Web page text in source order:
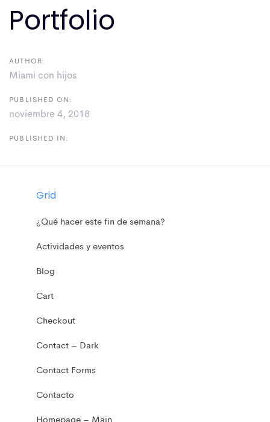
Portfolio
AUTHOR:
Miami con hijos
PUBLISHED ON:
noviembre 4, 2018
PUBLISHED IN:
Grid
¿Qué hacer este fin de semana?
Actividades y eventos
Blog
Cart
Checkout
Contact – Dark
Contact Forms
Contacto
navigation